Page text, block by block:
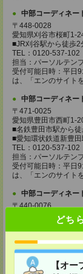
どち
【オ
中部コーディネー
〒448-0028
愛知県刈谷市桜町1-
■JR刈谷駅から徒歩2
TEL：0120-537-102
担当：パーソルテン
受付可能日時：平日
は、「エンのサイト
中部コーディネー
〒471-0025
愛知県豊田市西町1-
■名鉄豊田市駅から
■愛知環状鉄道新豊
TEL：0120-537-102
担当：パーソルテン
受付可能日時：平日
は、「エンのサイト
中部コーディネー
〒440-0076
愛知県豊橋市大橋
■JR豊橋駅から徒歩3
TEL：0120-537-102
担当：パーソルテ
受付可能日時：平
は、「エンのサイト